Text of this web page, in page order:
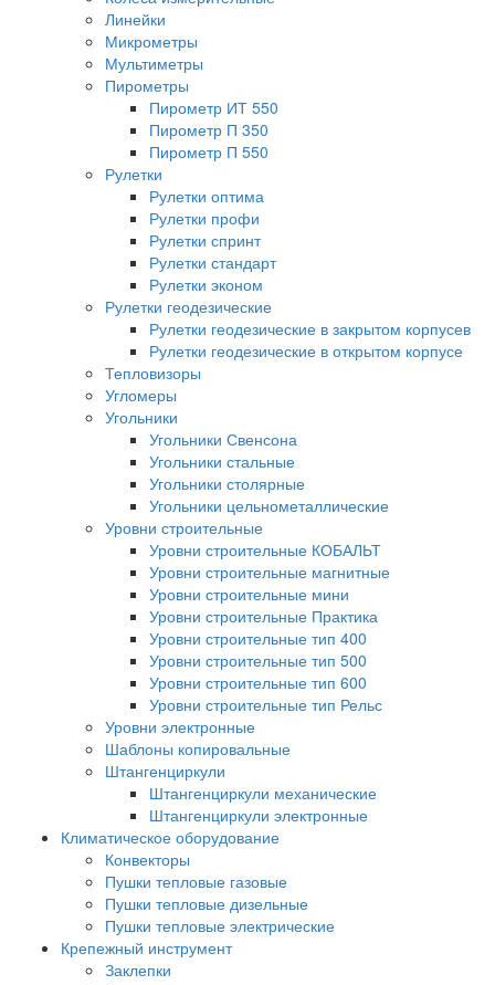
Линейки
Микрометры
Мультиметры
Пирометры
Пирометр ИТ 550
Пирометр П 350
Пирометр П 550
Рулетки
Рулетки оптима
Рулетки профи
Рулетки спринт
Рулетки стандарт
Рулетки эконом
Рулетки геодезические
Рулетки геодезические в закрытом корпусев
Рулетки геодезические в открытом корпусе
Тепловизоры
Угломеры
Угольники
Угольники Свенсона
Угольники стальные
Угольники столярные
Угольники цельнометаллические
Уровни строительные
Уровни строительные КОБАЛЬТ
Уровни строительные магнитные
Уровни строительные мини
Уровни строительные Практика
Уровни строительные тип 400
Уровни строительные тип 500
Уровни строительные тип 600
Уровни строительные тип Рельс
Уровни электронные
Шаблоны копировальные
Штангенциркули
Штангенциркули механические
Штангенциркули электронные
Климатическое оборудование
Конвекторы
Пушки тепловые газовые
Пушки тепловые дизельные
Пушки тепловые электрические
Крепежный инструмент
Заклепки